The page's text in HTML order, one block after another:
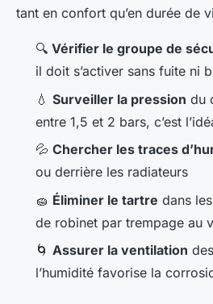
tant en confort qu’en durée de
🔍 Vérifier le groupe de
il doit s’activer sans fuite ni
💧 Surveiller la pression du
entre 1,5 et 2 bars, c’est
💦 Chercher les traces
ou derrière les radiateurs
🧽 Éliminer le tartre dans
de robinet par trempage au
🌀 Assurer la ventilation
l’humidité favorise la